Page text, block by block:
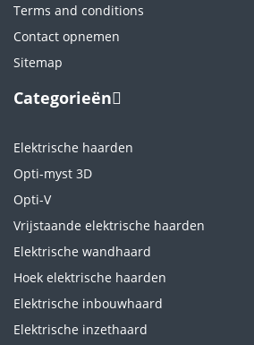
Terms and conditions
Contact opnemen
Sitemap
Categorieën
Elektrische haarden
Opti-myst 3D
Opti-V
Vrijstaande elektrische haarden
Elektrische wandhaard
Hoek elektrische haarden
Elektrische inbouwhaard
Elektrische inzethaard